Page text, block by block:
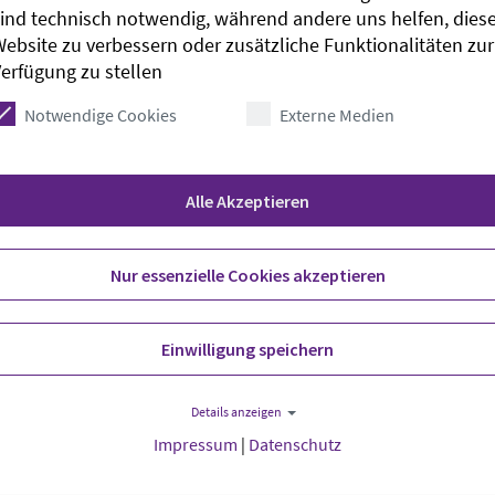
und Sozialausschusses des Deutschen
beim 31. «Abend der Begegnung» der
Kirche in Deutschland
von Kirchen und Wohlfahrtsverbänden in
Diakonie am Donnerstag mitteilte.
Diakonie und der Bischof der Evangelisch-
mehr als 200 Gäste aus Politik, Wirtschaft,
wie die Diakonie mitteilte. Dabei gibt das
technisch notwendig, während andere uns helfen,
zu verbessern oder zusätzliche Funktionalitäten zur
zu stellen
Notwendige Cookies Externe Medien
Alle Akzeptieren
Nur essenzielle Cookies akzeptieren
Einwilligung speichern
Details anzeigen
Impressum | Datenschutz